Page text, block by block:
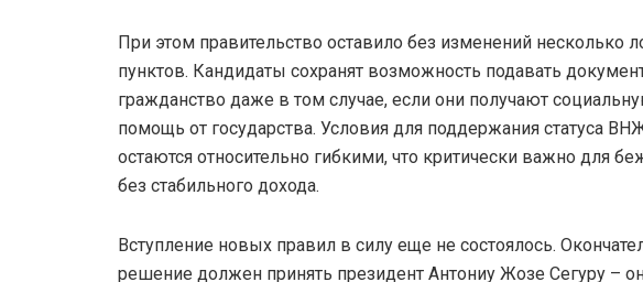
При этом правительство оставило без изменений несколько
пунктов. Кандидаты сохранят возможность подавать
гражданство даже в том случае, если они получают
помощь от государства. Условия для поддержания статуса
остаются относительно гибкими, что критически важно для
без стабильного дохода.
Вступление новых правил в силу еще не состоялось.
решение должен принять президент Антониу Жозе Сегуру –